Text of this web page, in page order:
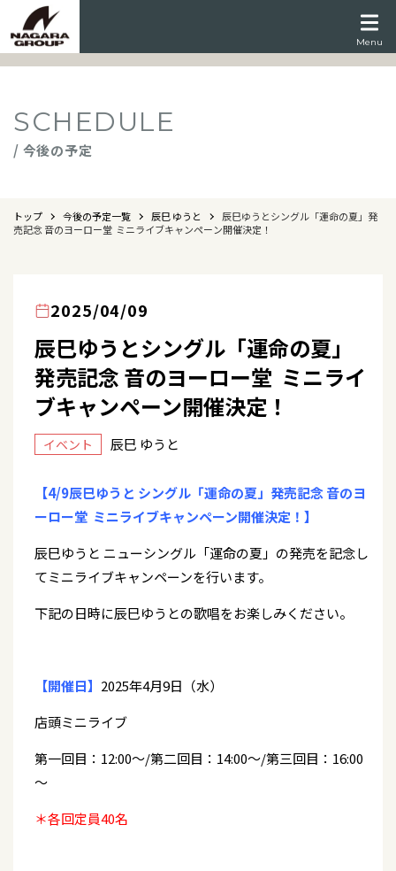
Menu
SCHEDULE
/ 今後の予定
トップ 今後の予定一覧 辰巳 ゆうと
辰巳ゆうとシングル「運命の夏」発
売記念 音のヨーロー堂 ミニライブキャンペーン開催決定！
2025/04/09
辰巳ゆうとシングル「運命の夏」
発売記念 音のヨーロー堂 ミニライ
ブキャンペーン開催決定！
イベント 辰巳 ゆうと
【4/9辰巳ゆうと シングル「運命の夏」発売記念 音のヨ
ーロー堂 ミニライブキャンペーン開催決定！】
辰巳ゆうと ニューシングル「運命の夏」の発売を記念し
てミニライブキャンペーンを行います。
下記の日時に辰巳ゆうとの歌唱をお楽しみください。
【開催日】 2025年4月9日（水）
店頭ミニライブ
第一回目：12:00～/第二回目：14:00～/第三回目：16:00
～
＊各回定員40名